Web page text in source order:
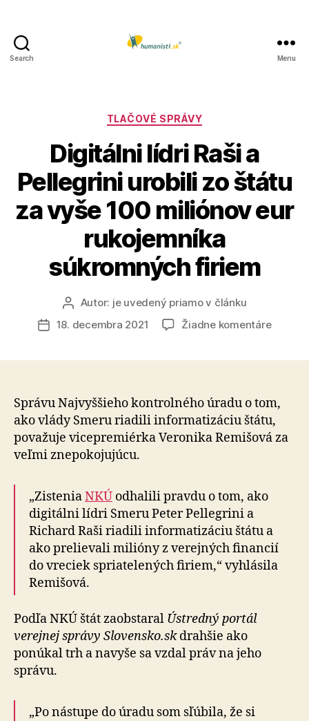
Search Menu
Kategórie
TLAČOVÉ SPRÁVY
Digitálni lídri Raši a
Pellegrini urobili zo štátu
za vyše 100 miliónov eur
rukojemníka
súkromných firiem
Autor
článku
Autor: je uvedený priamo v článku
Dátum
18. decembra 2021 Žiadne komentárena
urobili
zo
štátu
firiem
Správu Najvyššieho kontrolného úradu o tom,
ako vlády Smeru riadili informatizáciu štátu,
považuje vicepremiérka Veronika Remišová za
veľmi znepokojujúcu.
„ZisteniaNKÚ odhalili pravdu o tom, ako
digitálni lídri Smeru Peter Pellegrini a
Richard Raši riadili informatizáciu štátu a
ako prelievali milióny z verejných financií
do vreciek spriatelených firiem,“ vyhlásila
Remišová.
Podľa NKÚ štát zaobstaral Ústredný portál
verejnej správy Slovensko.skdrahšie ako
ponúkal trh a navyše sa vzdal práv na jeho
správu.
„Po nástupe do úradu som sľúbila, že si